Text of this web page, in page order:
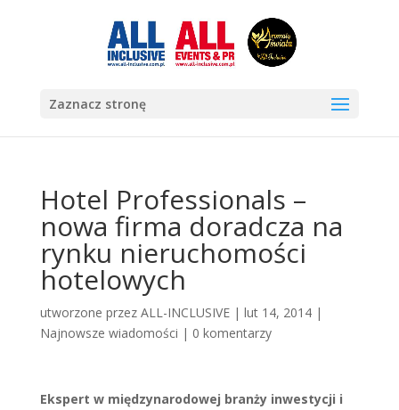
Zaznacz stronę
Hotel Professionals –
nowa firma doradcza na
rynku nieruchomości
hotelowych
utworzone przez ALL-INCLUSIVE| lut 14, 2014|
Najnowsze wiadomości | 0 komentarzy
Ekspert w międzynarodowej branży inwestycji i